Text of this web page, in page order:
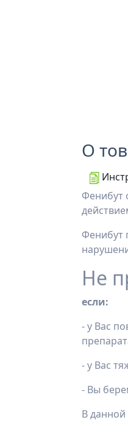
О
Фенибут
Фенибут
Не
если:
- у Вас
- у Вас
- Вы
В